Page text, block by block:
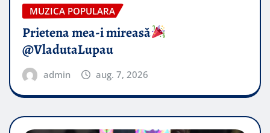
MUZICA POPULARA
Prietena mea-i mireasă​
@VladutaLupau
admin aug. 7, 2026